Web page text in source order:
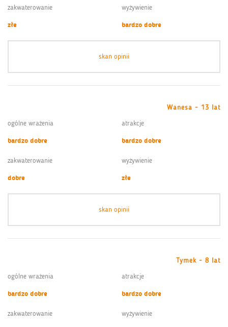
zakwaterowanie
złe
wyżywienie
bardzo dobre
skan opinii
Wanesa - 13 lat
ogólne wrażenia
bardzo dobre
atrakcje
bardzo dobre
zakwaterowanie
dobre
wyżywienie
złe
skan opinii
Tymek - 8 lat
ogólne wrażenia
bardzo dobre
atrakcje
bardzo dobre
zakwaterowanie
wyżywienie